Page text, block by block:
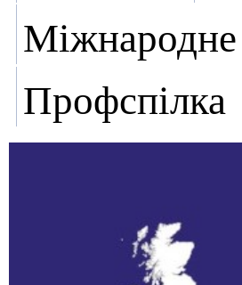
Міжнародне
Профспілка